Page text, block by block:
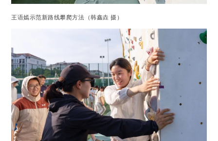
王语嫣示范新路线攀爬方法（韩鑫垚 摄）